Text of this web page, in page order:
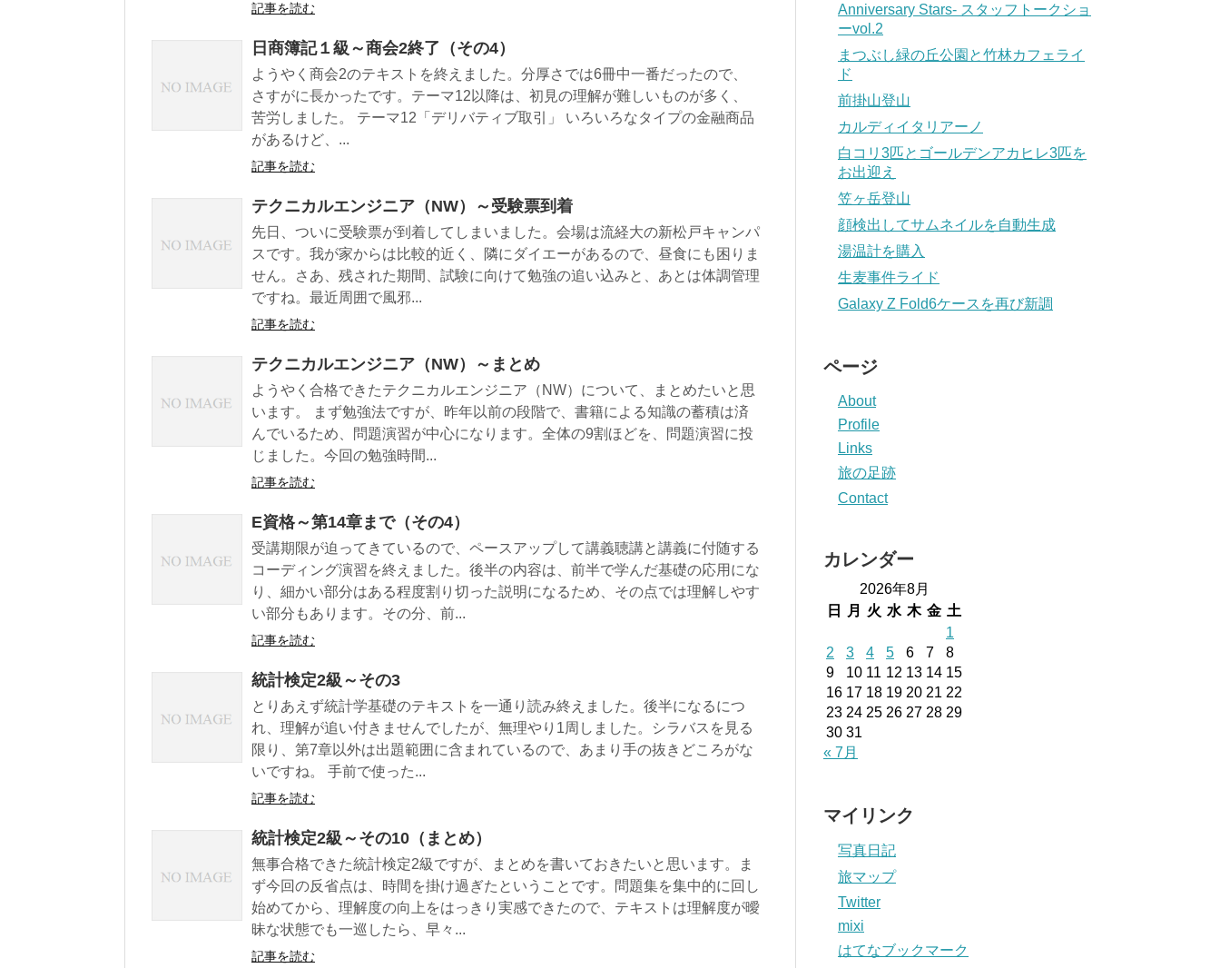
記事を読む
日商簿記１級～商会2終了（その4）
ようやく商会2のテキストを終えました。分厚さでは6冊中一番だったので、
さすがに長かったです。テーマ12以降は、初見の理解が難しいものが多く、
苦労しました。 テーマ12「デリバティブ取引」 いろいろなタイプの金融商品
があるけど、...
記事を読む
テクニカルエンジニア（NW）～受験票到着
先日、ついに受験票が到着してしまいました。会場は流経大の新松戸キャンパ
スです。我が家からは比較的近く、隣にダイエーがあるので、昼食にも困りま
せん。さあ、残された期間、試験に向けて勉強の追い込みと、あとは体調管理
ですね。最近周囲で風邪...
記事を読む
テクニカルエンジニア（NW）～まとめ
ようやく合格できたテクニカルエンジニア（NW）について、まとめたいと思
います。 まず勉強法ですが、昨年以前の段階で、書籍による知識の蓄積は済
んでいるため、問題演習が中心になります。全体の9割ほどを、問題演習に投
じました。今回の勉強時間...
記事を読む
E資格～第14章まで（その4）
受講期限が迫ってきているので、ペースアップして講義聴講と講義に付随する
コーディング演習を終えました。後半の内容は、前半で学んだ基礎の応用にな
り、細かい部分はある程度割り切った説明になるため、その点では理解しやす
い部分もあります。その分、前...
記事を読む
統計検定2級～その3
とりあえず統計学基礎のテキストを一通り読み終えました。後半になるにつ
れ、理解が追い付きませんでしたが、無理やり1周しました。シラバスを見る
限り、第7章以外は出題範囲に含まれているので、あまり手の抜きどころがな
いですね。 手前で使った...
記事を読む
統計検定2級～その10（まとめ）
無事合格できた統計検定2級ですが、まとめを書いておきたいと思います。ま
ず今回の反省点は、時間を掛け過ぎたということです。問題集を集中的に回し
始めてから、理解度の向上をはっきり実感できたので、テキストは理解度が曖
昧な状態でも一巡したら、早々...
記事を読む
Anniversary Stars- スタッフトークショ
ーvol.2
まつぶし緑の丘公園と竹林カフェライ
ド
前掛山登山
カルディイタリアーノ
白コリ3匹とゴールデンアカヒレ3匹を
お出迎え
笠ヶ岳登山
顔検出してサムネイルを自動生成
湯温計を購入
生麦事件ライド
Galaxy Z Fold6ケースを再び新調
ページ
About
Profile
Links
旅の足跡
Contact
カレンダー
2026年8月
日
月 火 水 木 金 土
1
2
3 4 5 6 7
8
9
10 11 12 13 14 15
16 17 18 19 20 21 22
23 24 25 26 27 28 29
30 31
« 7月
マイリンク
写真日記
旅マップ
Twitter
mixi
はてなブックマーク